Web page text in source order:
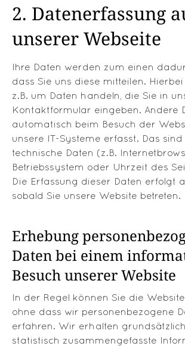
2. Datenerfassung
unserer Webseite
Ihre Daten werden zum einen
dass Sie uns diese mitteilen.
z.B. um Daten handeln, die Sie in
Kontaktformular eingeben. Andere
automatisch beim Besuch der
unsere IT-Systeme erfasst. Das
technische Daten (z.B.
Betriebssystem oder Uhrzeit des
Die Erfassung dieser Daten erfolgt
sobald Sie unsere Website betreten.
Erhebung
Daten bei einem
Besuch unserer Website
In der Regel können Sie die Website
ohne dass wir personenbezogene
erfahren. Wir erhalten
statistisch zusammengefasste